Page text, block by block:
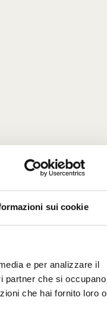
sui cookie
e per analizzare il
partner che si occupano
che hai fornito loro o